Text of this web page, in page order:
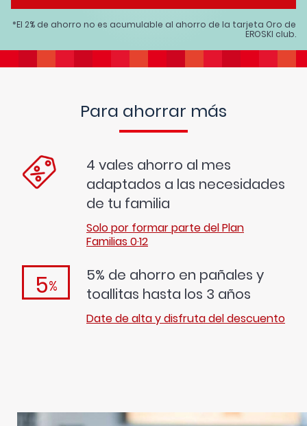
*El 2% de ahorro no es acumulable al ahorro de la tarjeta Oro de
EROSKI club.
Para ahorrar más
4 vales ahorro al mes
adaptados a las necesidades
de tu familia
Solo por formar parte del Plan
Familias 0·12
5%
5% de ahorro en pañales y
toallitas hasta los 3 años
Date de alta y disfruta del descuento